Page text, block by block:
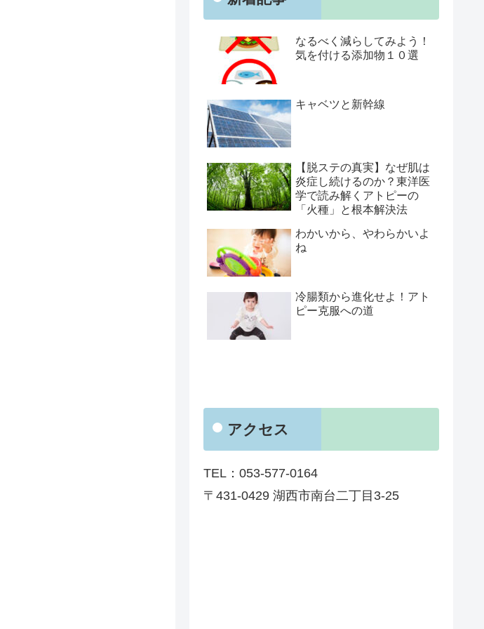
なるべく減らしてみよう！
気を付ける添加物１０選
キャベツと新幹線
【脱ステの真実】なぜ肌は
炎症し続けるのか？東洋医
学で読み解くアトピーの
「火種」と根本解決法
わかいから、やわらかいよ
ね
冷腸類から進化せよ！アト
ピー克服への道
アクセス
TEL：053-577-0164
〒431-0429 湖西市南台二丁目3-25